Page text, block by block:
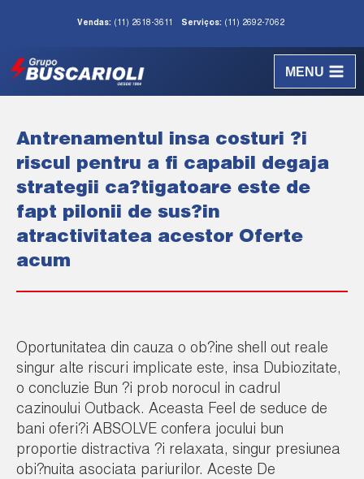
Vendas: (11) 2618-3611 Serviços: (11) 2692-7062
MENU
Antrenamentul insa costuri ?i
riscul pentru a fi capabil degaja
strategii ca?tigatoare este de
fapt pilonii de sus?in
atractivitatea acestor Oferte
acum
Oportunitatea din cauza o ob?ine shell out reale
singur alte riscuri implicate este, insa Dubiozitate,
o concluzie Bun ?i prob norocul in cadrul
cazinoului Outback. Aceasta Feel de seduce de
bani oferi?i ABSOLVE confera jocului bun
proportie distractiva ?i relaxata, singur presiunea
obi?nuita asociata pariurilor. Aceste De